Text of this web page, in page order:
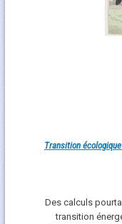
Transition
Des calculs
transition